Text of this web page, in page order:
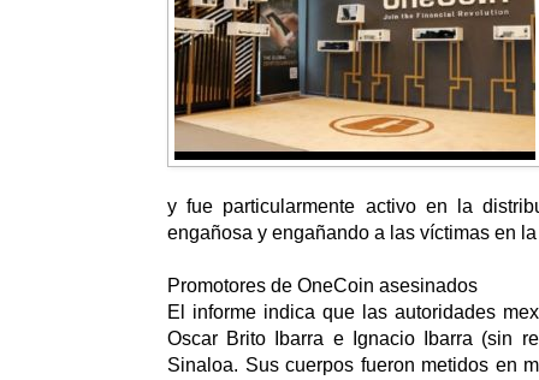
y fue particularmente activo en la
engañosa y engañando a las víctimas en
Promotores de OneCoin asesinados
El informe indica que las autoridades
Oscar Brito Ibarra e Ignacio Ibarra (sin
Sinaloa. Sus cuerpos fueron metidos en